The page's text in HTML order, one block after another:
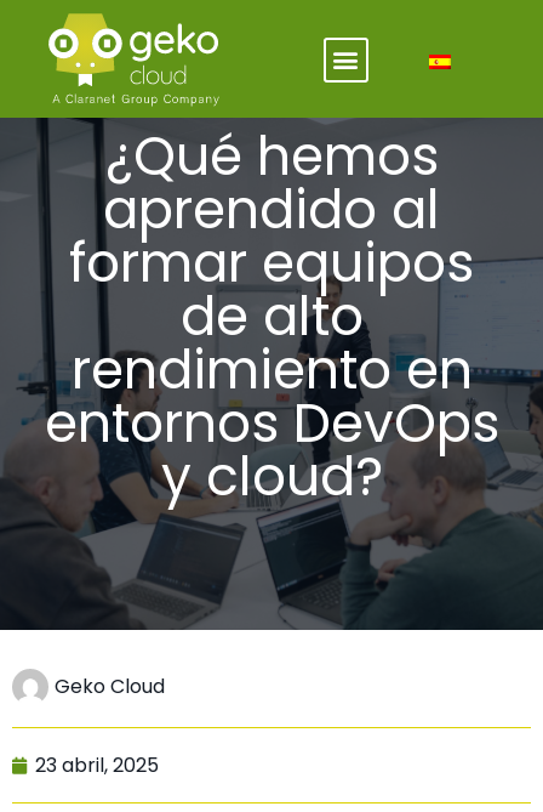
¿Qué hemos
aprendido al
formar equipos
de alto
rendimiento en
entornos DevOps
y cloud?
Geko Cloud
23 abril, 2025